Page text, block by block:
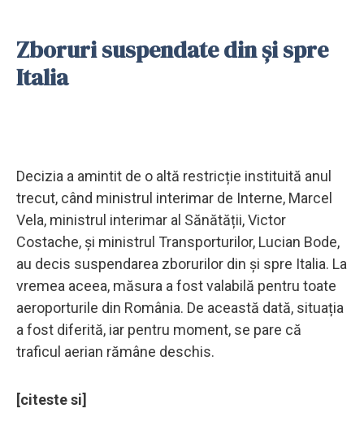
Zboruri suspendate din și spre
Italia
Decizia a amintit de o altă restricție instituită anul
trecut, când ministrul interimar de Interne, Marcel
Vela, ministrul interimar al Sănătății, Victor
Costache, și ministrul Transporturilor, Lucian Bode,
au decis suspendarea zborurilor din și spre Italia. La
vremea aceea, măsura a fost valabilă pentru toate
aeroporturile din România. De această dată, situația
a fost diferită, iar pentru moment, se pare că
traficul aerian rămâne deschis.
[citeste si]